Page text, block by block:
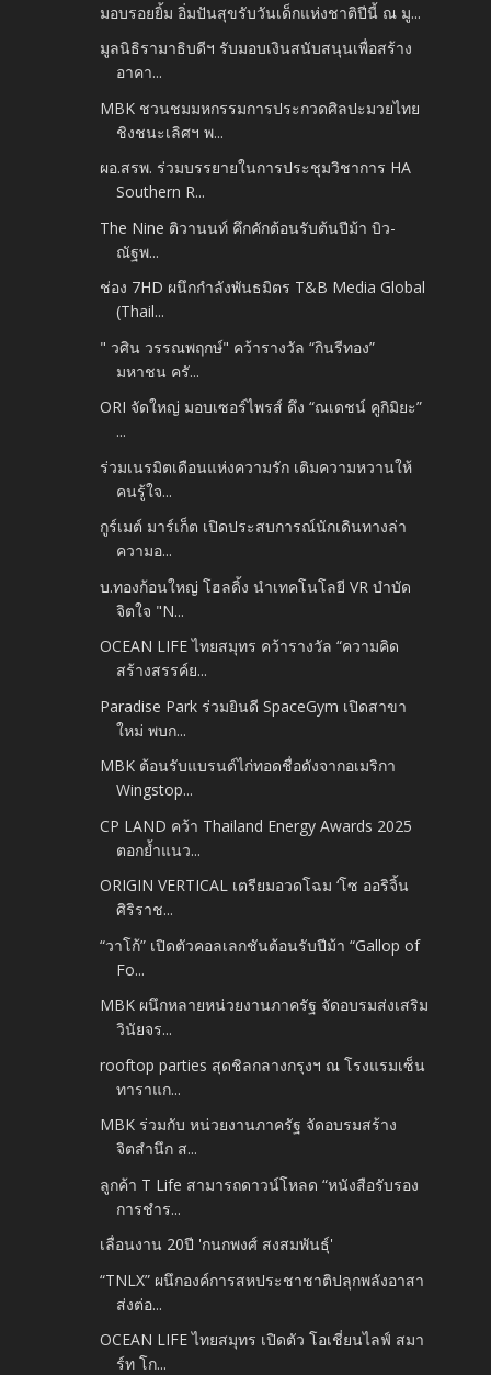
มอบรอยยิ้ม อิ่มปันสุขรับวันเด็กแห่งชาติปีนี้ ณ มู...
มูลนิธิรามาธิบดีฯ รับมอบเงินสนับสนุนเพื่อสร้าง
อาคา...
MBK ชวนชมมหกรรมการประกวดศิลปะมวยไทย
ชิงชนะเลิศฯ พ...
ผอ.สรพ. ร่วมบรรยายในการประชุมวิชาการ HA
Southern R...
The Nine ติวานนท์ คึกคักต้อนรับต้นปีม้า บิว-
ณัฐพ...
ช่อง 7HD ผนึกกำลังพันธมิตร T&B Media Global
(Thail...
" วศิน วรรณพฤกษ์" คว้ารางวัล “กินรีทอง”
มหาชน ครั...
ORI จัดใหญ่ มอบเซอร์ไพรส์ ดึง “ณเดชน์ คูกิมิยะ”
...
ร่วมเนรมิตเดือนแห่งความรัก เติมความหวานให้
คนรู้ใจ...
กูร์เมต์ มาร์เก็ต เปิดประสบการณ์นักเดินทางล่า
ความอ...
บ.ทองก้อนใหญ่ โฮลดิ้ง นำเทคโนโลยี VR บำบัด
จิตใจ "N...
OCEAN LIFE ไทยสมุทร คว้ารางวัล “ความคิด
สร้างสรรค์ย...
Paradise Park ร่วมยินดี SpaceGym เปิดสาขา
ใหม่ พบก...
MBK ต้อนรับแบรนด์ไก่ทอดชื่อดังจากอเมริกา
Wingstop...
CP LAND คว้า Thailand Energy Awards 2025
ตอกย้ำแนว...
ORIGIN VERTICAL เตรียมอวดโฉม ‘โซ ออริจิ้น
ศิริราช...
“วาโก้” เปิดตัวคอลเลกชันต้อนรับปีม้า “Gallop of
Fo...
MBK ผนึกหลายหน่วยงานภาครัฐ จัดอบรมส่งเสริม
วินัยจร...
rooftop parties สุดชิลกลางกรุงฯ ณ โรงแรมเซ็น
ทาราแก...
MBK ร่วมกับ หน่วยงานภาครัฐ จัดอบรมสร้าง
จิตสำนึก ส...
ลูกค้า T Life สามารถดาวน์โหลด “หนังสือรับรอง
การชำร...
เลื่อนงาน 20ปี 'กนกพงศ์ สงสมพันธุ์'
“TNLX” ผนึกองค์การสหประชาชาติปลุกพลังอาสา
ส่งต่อ...
OCEAN LIFE ไทยสมุทร เปิดตัว โอเชี่ยนไลฟ์ สมา
ร์ท โก...